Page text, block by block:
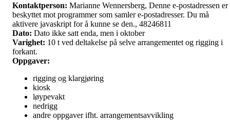
Kontaktperson: Marianne Wennersberg, Denne e-postadressen er
beskyttet mot programmer som samler e-postadresser. Du må
aktivere javaskript for å kunne se den., 48246811
Dato: Dato ikke satt enda, men i oktober
Varighet: 10 t ved deltakelse på selve arrangementet og rigging i
forkant.
Oppgaver:
rigging og klargjøring
kiosk
løypevakt
nedrigg
andre oppgaver ifht. arrangementsavvikling